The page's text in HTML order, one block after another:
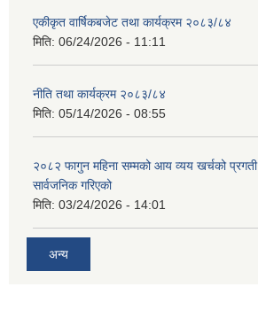
एकीकृत वार्षिकबजेट तथा कार्यक्रम २०८३/८४
मिति: 06/24/2026 - 11:11
नीति तथा कार्यक्रम २०८३/८४
मिति: 05/14/2026 - 08:55
२०८२ फागुन महिना सम्मको आय व्यय खर्चको प्रगती
सार्वजनिक गरिएको
मिति: 03/24/2026 - 14:01
अन्य